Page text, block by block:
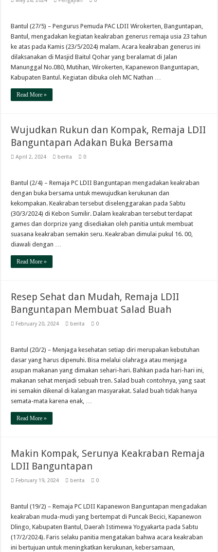
Bantul (27/5) – Pengurus Pemuda PAC LDII Wirokerten, Banguntapan,
Bantul, mengadakan kegiatan keakraban generus remaja usia 23 tahun
ke atas pada Kamis (23/5/2024) malam. Acara keakraban generus ini
dilaksanakan di Masjid Baitul Qohar yang beralamat di Jalan
Manunggal No.080, Mutihan, Wirokerten, Kapanewon Banguntapan,
Kabupaten Bantul. Kegiatan dibuka oleh MC Nathan …
Read More »
Wujudkan Rukun dan Kompak, Remaja LDII
Banguntapan Adakan Buka Bersama
April 2, 2024 berita 0
Bantul (2/4) – Remaja PC LDII Banguntapan mengadakan keakraban
dengan buka bersama untuk mewujudkan kerukunan dan
kekompakan. Keakraban tersebut diselenggarakan pada Sabtu
(30/3/2024) di Kebon Sumilir. Dalam keakraban tersebut terdapat
games dan dorprize yang disediakan oleh panitia untuk membuat
suasana keakraban semakin seru. Keakraban dimulai pukul 16. 00,
diawali dengan …
Read More »
Resep Sehat dan Mudah, Remaja LDII
Banguntapan Membuat Salad Buah
February 20, 2024 berita 0
Bantul (20/2) – Menjaga kesehatan setiap diri merupakan kebutuhan
dasar yang harus dipenuhi. Bisa melalui olahraga atau menjaga
asupan makanan yang dimakan sehari-hari. Bahkan pada hari-hari ini,
makanan sehat menjadi sebuah tren. Salad buah contohnya, yang saat
ini semakin dikenal di kalangan masyarakat. Salad buah tidak hanya
semata-mata karena enak, …
Read More »
Makin Kompak, Serunya Keakraban Remaja
LDII Banguntapan
February 19, 2024 berita 0
Bantul (19/2) – Remaja PC LDII Kapanewon Banguntapan mengadakan
keakraban muda-mudi yang bertempat di Puncak Becici, Kapanewon
Dlingo, Kabupaten Bantul, Daerah Istimewa Yogyakarta pada Sabtu
(17/2/2024). Faris selaku panitia mengatakan bahwa acara keakraban
ini bertujuan untuk meningkatkan kerukunan, kebersamaan,